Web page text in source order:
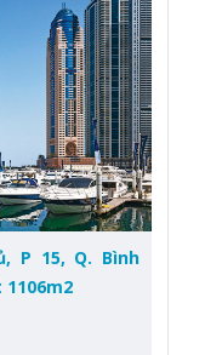
P 15, Q. Bình